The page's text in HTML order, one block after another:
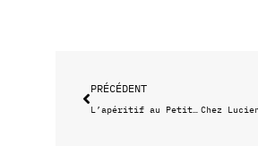
PRÉCÉDENT
L’apéritif au Petit Saint Louis